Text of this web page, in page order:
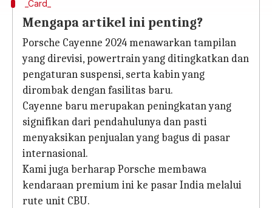
_Card_
Mengapa artikel ini penting?
Porsche Cayenne 2024 menawarkan tampilan
yang direvisi, powertrain yang ditingkatkan dan
pengaturan suspensi, serta kabin yang
dirombak dengan fasilitas baru.
Cayenne baru merupakan peningkatan yang
signifikan dari pendahulunya dan pasti
menyaksikan penjualan yang bagus di pasar
internasional.
Kami juga berharap Porsche membawa
kendaraan premium ini ke pasar India melalui
rute unit CBU.